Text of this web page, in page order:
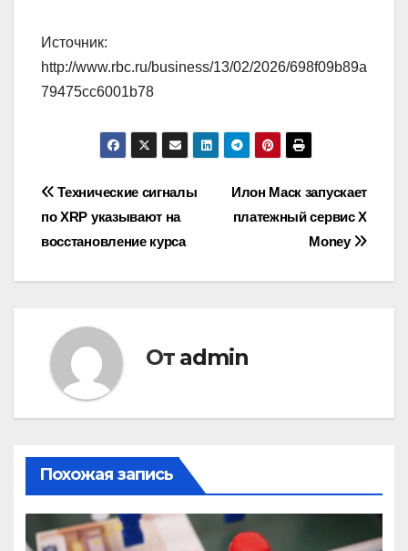
Источник:
http://www.rbc.ru/business/13/02/2026/698f09b89a
79475cc6001b78
Навигация
по
записям
Илон Маск запускает
платежный сервис X
Money
Технические сигналы
по XRP указывают на
восстановление курса
От admin
Похожая запись